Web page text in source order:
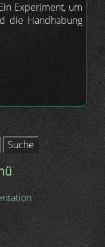
Experiment, um
die Handhabung